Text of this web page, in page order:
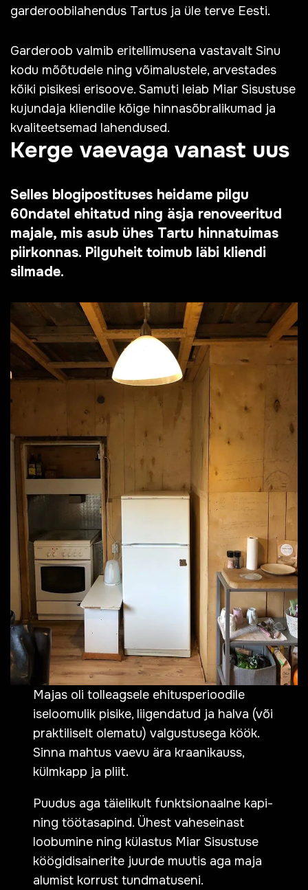
garderoobilahendus Tartus ja üle terve Eesti.
Garderoob valmib eritellimusena vastavalt Sinu
kodu mõõtudele ning võimalustele, arvestades
kõiki pisikesi erisoove. Samuti leiab Miar Sisustuse
kujundaja kliendile kõige hinnasõbralikumad ja
kvaliteetsemad lahendused.
Kerge vaevaga vanast uus
Selles blogipostituses heidame pilgu
60ndatel ehitatud ning äsja renoveeritud
majale, mis asub ühes Tartu hinnatuimas
piirkonnas. Pilguheit toimub läbi kliendi
silmade.
Majas oli tolleagsele ehitusperioodile
iseloomulik pisike, liigendatud ja halva (või
praktiliselt olematu) valgustusega köök.
Sinna mahtus vaevu ära kraanikauss,
külmkapp ja pliit.
Puudus aga täielikult funktsionaalne kapi-
ning töötasapind. Ühest vaheseinast
loobumine ning külastus Miar Sisustuse
köögidisainerite juurde muutis aga maja
alumist korrust tundmatuseni.